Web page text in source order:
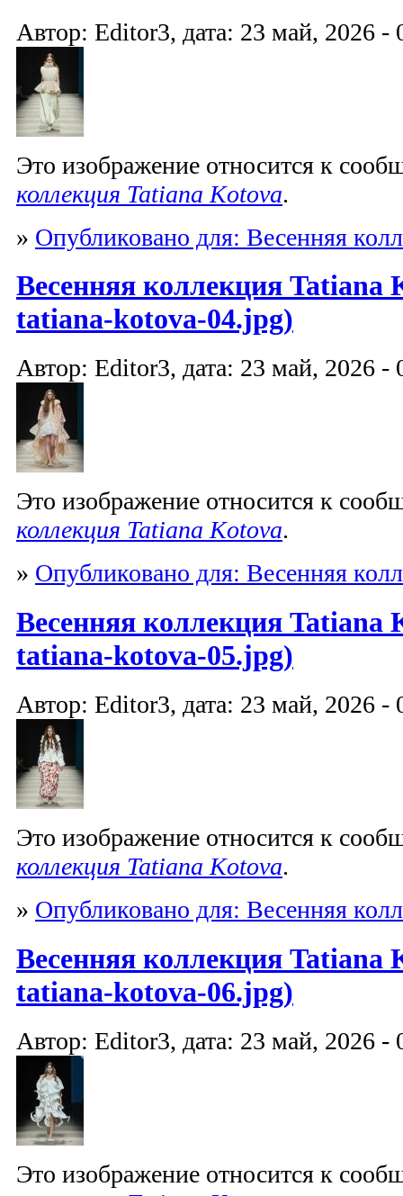
Автор: Editor3, дата: 23 май, 2026 -
Это изображение относится к
коллекция Tatiana Kotova.
» Опубликовано для: Весенняя
Весенняя коллекция Tatiana
tatiana-kotova-04.jpg)
Автор: Editor3, дата: 23 май, 2026 -
Это изображение относится к
коллекция Tatiana Kotova.
» Опубликовано для: Весенняя
Весенняя коллекция Tatiana
tatiana-kotova-05.jpg)
Автор: Editor3, дата: 23 май, 2026 -
Это изображение относится к
коллекция Tatiana Kotova.
» Опубликовано для: Весенняя
Весенняя коллекция Tatiana
tatiana-kotova-06.jpg)
Автор: Editor3, дата: 23 май, 2026 -
Это изображение относится к